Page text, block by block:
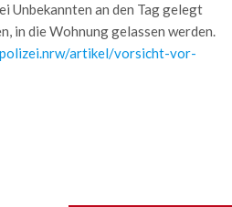
Unbekannten an den Tag gelegt
in die Wohnung gelassen werden.
artikel/vorsicht-vor-